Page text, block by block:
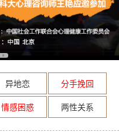
异地恋
分手挽回
情感困惑 两性关系